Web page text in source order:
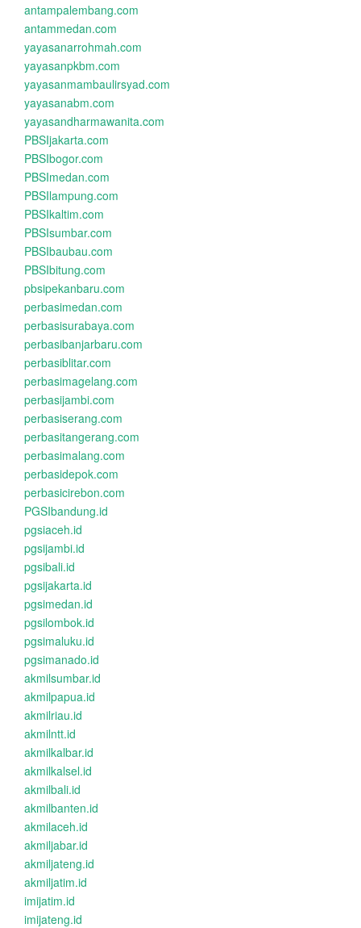
antampalembang.com
antammedan.com
yayasanarrohmah.com
yayasanpkbm.com
yayasanmambaulirsyad.com
yayasanabm.com
yayasandharmawanita.com
PBSIjakarta.com
PBSIbogor.com
PBSImedan.com
PBSIlampung.com
PBSIkaltim.com
PBSIsumbar.com
PBSIbaubau.com
PBSIbitung.com
pbsipekanbaru.com
perbasimedan.com
perbasisurabaya.com
perbasibanjarbaru.com
perbasiblitar.com
perbasimagelang.com
perbasijambi.com
perbasiserang.com
perbasitangerang.com
perbasimalang.com
perbasidepok.com
perbasicirebon.com
PGSIbandung.id
pgsiaceh.id
pgsijambi.id
pgsibali.id
pgsijakarta.id
pgsimedan.id
pgsilombok.id
pgsimaluku.id
pgsimanado.id
akmilsumbar.id
akmilpapua.id
akmilriau.id
akmilntt.id
akmilkalbar.id
akmilkalsel.id
akmilbali.id
akmilbanten.id
akmilaceh.id
akmiljabar.id
akmiljateng.id
akmiljatim.id
imijatim.id
imijateng.id